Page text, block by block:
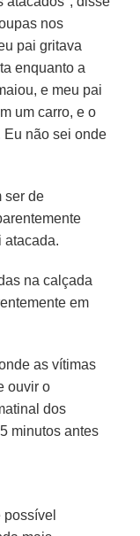
nos
pai gritava
enquanto a
e meu pai
um carro, e o
Eu não sei onde
ser de
atacada.
na calçada
em
as vítimas
ouvir o
dos
minutos antes